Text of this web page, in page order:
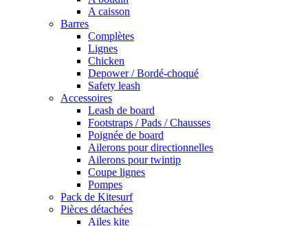
A caisson
Barres
Complètes
Lignes
Chicken
Depower / Bordé-choqué
Safety leash
Accessoires
Leash de board
Footstraps / Pads / Chausses
Poignée de board
Ailerons pour directionnelles
Ailerons pour twintip
Coupe lignes
Pompes
Pack de Kitesurf
Pièces détachées
Ailes kite